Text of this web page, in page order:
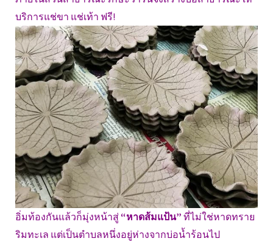
บริการแช่ขา แช่เท้า ฟรี!
อิ่มท้องกันแล้วก็มุ่งหน้าสู่“หาดส้มแป้น” ที่ไม่ใช่หาดทราย
ริมทะเล แต่เป็นตำบลหนึ่งอยู่ห่างจากบ่อน้ำร้อนไป